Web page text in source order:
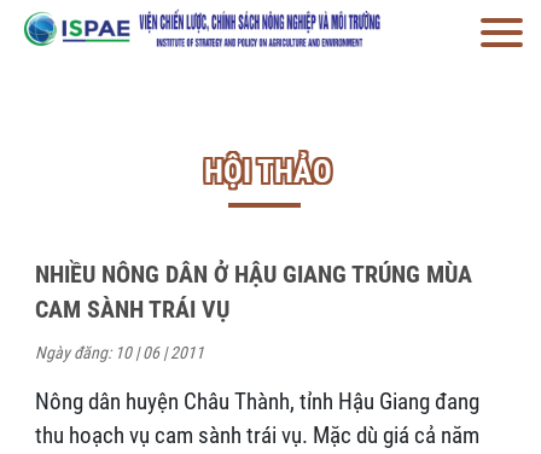
HỘI THẢO
NHIỀU NÔNG DÂN Ở HẬU GIANG TRÚNG MÙA
CAM SÀNH TRÁI VỤ
Ngày đăng: 10 | 06 | 2011
Nông dân huyện Châu Thành, tỉnh Hậu Giang đang
thu hoạch vụ cam sành trái vụ. Mặc dù giá cả năm